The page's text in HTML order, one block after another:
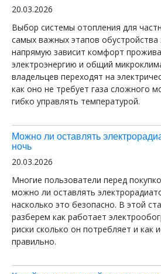
20.03.2026
Выбор системы отопления для
самых важных этапов
напрямую зависит комфорт
электроэнергию и общий
владельцев переходят на
как оно не требует газа сложного
гибко управлять температурой.
Можно ли оставлять
ночь
20.03.2026
Многие пользователи перед
можно ли оставлять
насколько это безопасно. В этой
разберем как работает
риски сколько он потребляет и как
правильно.